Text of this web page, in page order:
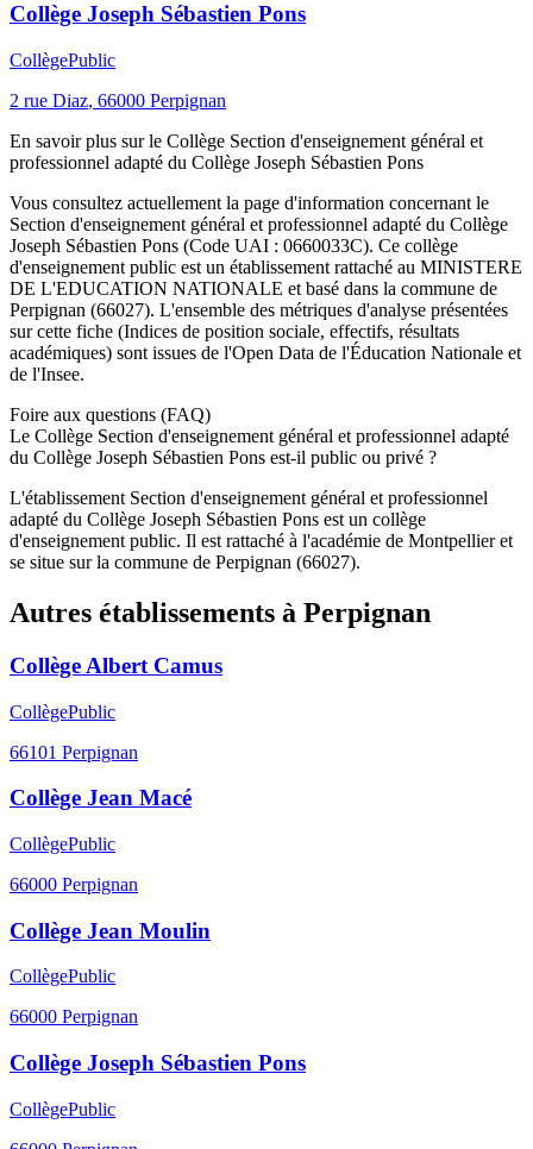
Collège Joseph Sébastien Pons
CollègePublic
2 rue Diaz, 66000 Perpignan
En savoir plus sur le Collège Section d'enseignement général et
professionnel adapté du Collège Joseph Sébastien Pons
Vous consultez actuellement la page d'information concernant le
Section d'enseignement général et professionnel adapté du Collège
Joseph Sébastien Pons (Code UAI : 0660033C). Ce collège
d'enseignement public est un établissement rattaché au MINISTERE
DE L'EDUCATION NATIONALE et basé dans la commune de
Perpignan (66027). L'ensemble des métriques d'analyse présentées
sur cette fiche (Indices de position sociale, effectifs, résultats
académiques) sont issues de l'Open Data de l'Éducation Nationale et
de l'Insee.
Foire aux questions (FAQ)
Le Collège Section d'enseignement général et professionnel adapté
du Collège Joseph Sébastien Pons est-il public ou privé ?
L'établissement Section d'enseignement général et professionnel
adapté du Collège Joseph Sébastien Pons est un collège
d'enseignement public. Il est rattaché à l'académie de Montpellier et
se situe sur la commune de Perpignan (66027).
Autres établissements à Perpignan
Collège Albert Camus
CollègePublic
66101 Perpignan
Collège Jean Macé
CollègePublic
66000 Perpignan
Collège Jean Moulin
CollègePublic
66000 Perpignan
Collège Joseph Sébastien Pons
CollègePublic